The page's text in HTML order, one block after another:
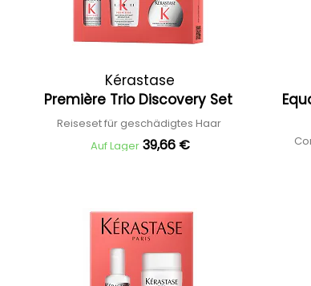
Kérastase
Première Trio Discovery Set
Reiseset für geschädigtes Haar
Auf Lager 39,66 €